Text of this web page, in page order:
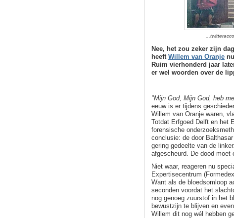
Nee, het zou zeker zijn
heeft Willem van Oranje
Ruim vierhonderd jaar
er wel woorden over de
"Mijn God, Mijn God, heb
eeuw is er tijdens
Willem van Oranje waren,
Totdat Erfgoed Delft en het
forensische
conclusie: de door
gering gedeelte van de
afgescheurd. De dood moet
Niet waar, reageren nu
Expertisecentrum
Want als de bloedsomloop
seconden voordat het
nog genoeg zuurstof in het
bewustzijn te blijven en
Willem dit nog wél hebben